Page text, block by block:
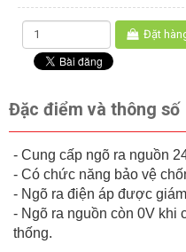
Đặt
Đặc điểm và thông số
- Cung cấp ngõ ra nguồn
- Có chức năng bảo vệ
- Ngõ ra điện áp được
- Ngõ ra nguồn còn 0V khi
thống.